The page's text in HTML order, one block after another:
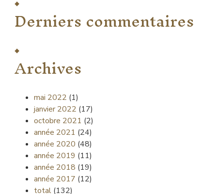
Derniers commentaires
Archives
mai 2022 (1)
janvier 2022 (17)
octobre 2021 (2)
année 2021 (24)
année 2020 (48)
année 2019 (11)
année 2018 (19)
année 2017 (12)
total (132)